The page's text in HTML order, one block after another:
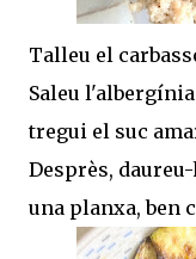
Talleu el
Saleu
tregui el suc
Desprès,
una planxa, ben